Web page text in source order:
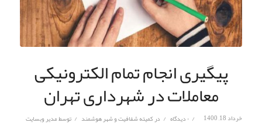
پیگیری انجام تمام الکترونیکی
معاملات در شهرداری تهران
خرداد 18, 1400 / ۰ دیدگاه / درکمیته شفافیت و شهر هوشمند / توسطمدیر وبسایت